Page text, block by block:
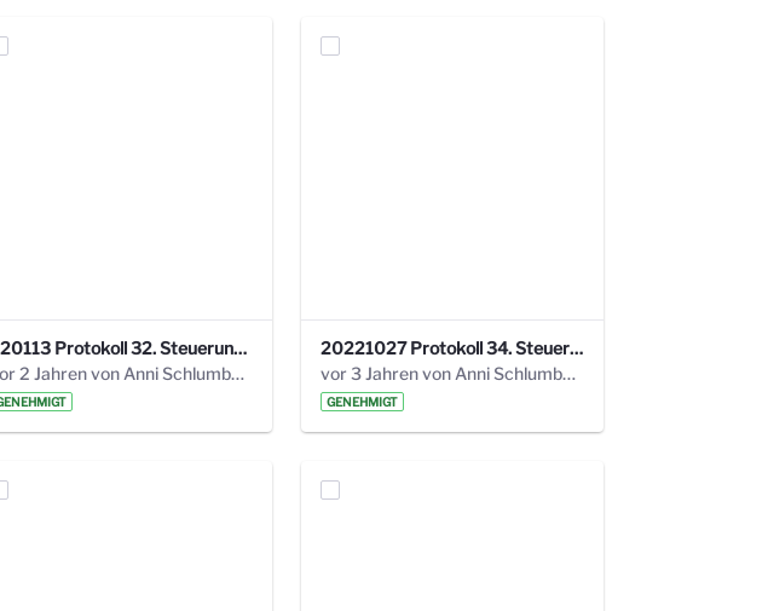
220113 Protokoll 32. Steuerungskreis.pdf
vor 2 Jahren von Anni Schlumberger
20221027 Protokoll 34. Steuerungskreis.pdf
vor 3 Jahren von Anni Schlumberger
GENEHMIGT